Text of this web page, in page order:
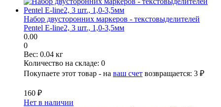
Набор двусторонних маркеров - текстовыделителей
Pentel E-line2, 3 шт., 1,0-3,5мм
0.00
0
Вес: 0.04 кг
Количество на складе: 0
Покупаете этот товар - на ваш счет возвращается: 3 ₽
160 ₽
Нет в наличии